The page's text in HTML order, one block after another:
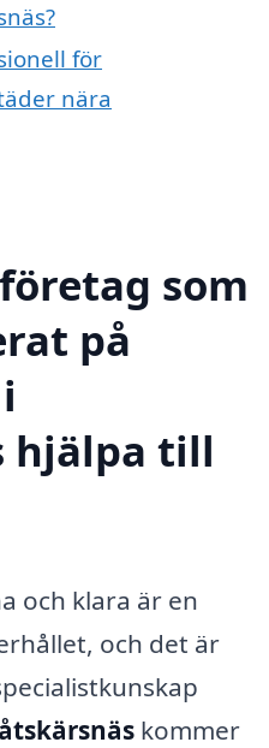
för
nära
som
på
hjälpa till
och klara är en
och det är
kommer